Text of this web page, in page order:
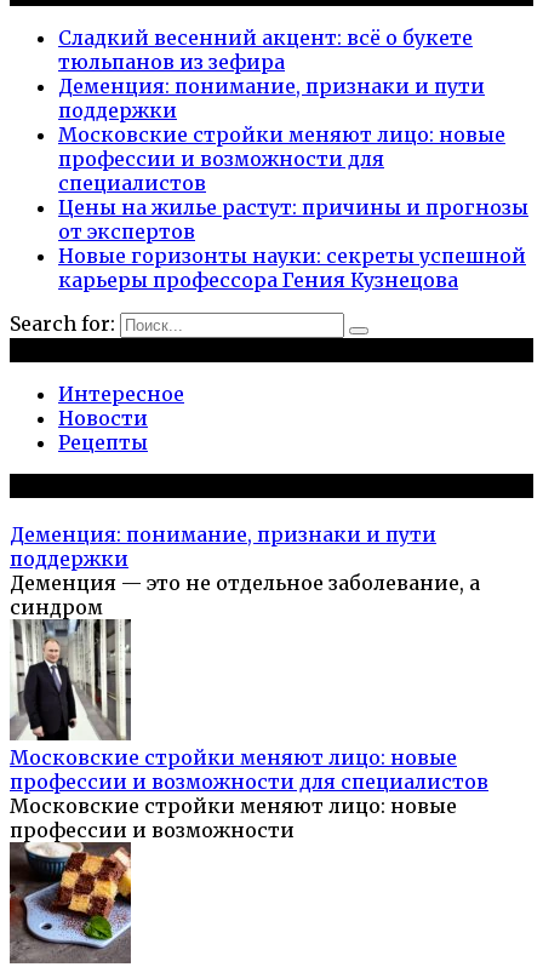
Сладкий весенний акцент: всё о букете
тюльпанов из зефира
Деменция: понимание, признаки и пути
поддержки
Московские стройки меняют лицо: новые
профессии и возможности для
специалистов
Цены на жилье растут: причины и прогнозы
от экспертов
Новые горизонты науки: секреты успешной
карьеры профессора Гения Кузнецова
Search for:
Интересное
Новости
Рецепты
Деменция: понимание, признаки и пути
поддержки
Деменция — это не отдельное заболевание, а
синдром
Московские стройки меняют лицо: новые
профессии и возможности для специалистов
Московские стройки меняют лицо: новые
профессии и возможности